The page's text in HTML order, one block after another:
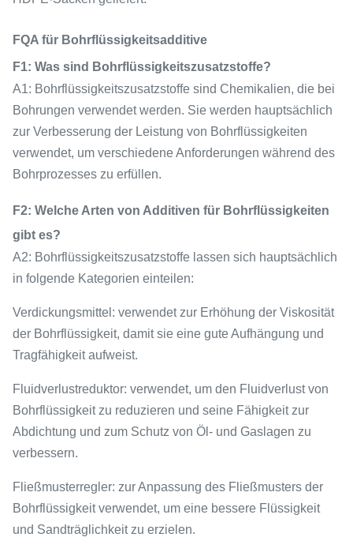
FQA für Bohrflüssigkeitsadditive
F1: Was sind Bohrflüssigkeitszusatzstoffe?
A1: Bohrflüssigkeitszusatzstoffe sind Chemikalien, die bei
Bohrungen verwendet werden. Sie werden hauptsächlich
zur Verbesserung der Leistung von Bohrflüssigkeiten
verwendet, um verschiedene Anforderungen während des
Bohrprozesses zu erfüllen.
F2: Welche Arten von Additiven für Bohrflüssigkeiten
gibt es?
A2: Bohrflüssigkeitszusatzstoffe lassen sich hauptsächlich
in folgende Kategorien einteilen:
Verdickungsmittel: verwendet zur Erhöhung der Viskosität
der Bohrflüssigkeit, damit sie eine gute Aufhängung und
Tragfähigkeit aufweist.
Fluidverlustreduktor: verwendet, um den Fluidverlust von
Bohrflüssigkeit zu reduzieren und seine Fähigkeit zur
Abdichtung und zum Schutz von Öl- und Gaslagen zu
verbessern.
Fließmusterregler: zur Anpassung des Fließmusters der
Bohrflüssigkeit verwendet, um eine bessere Flüssigkeit
und Sandträglichkeit zu erzielen.